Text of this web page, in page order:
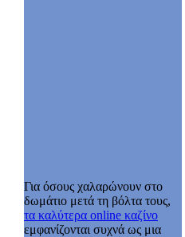
Για όσους χαλαρώνουν στο
δωμάτιο μετά τη βόλτα τους,
τα καλύτερα online καζίνο
εμφανίζονται συχνά ως μια